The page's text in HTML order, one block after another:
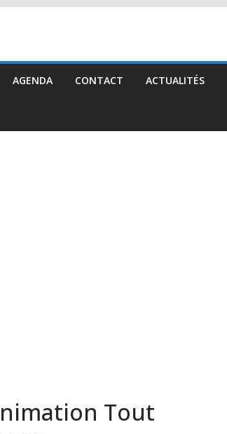
AGENDA CONTACT ACTUALITÉS
Tout